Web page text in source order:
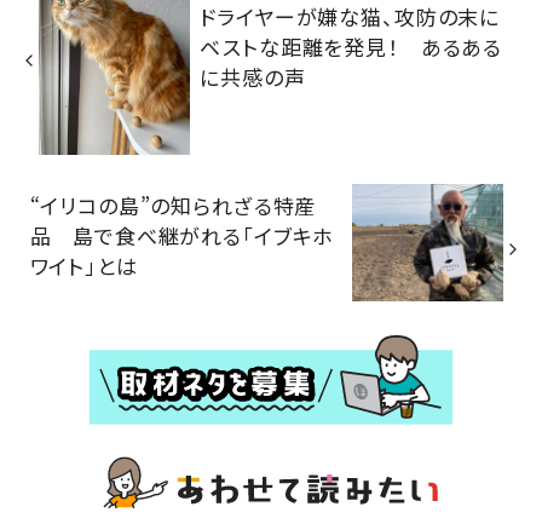
ドライヤーが嫌な猫、攻防の末に
ベストな距離を発見！ あるある
に共感の声
“イリコの島”の知られざる特産
品 島で食べ継がれる「イブキホ
ワイト」とは